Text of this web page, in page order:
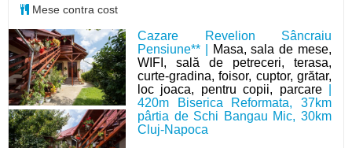
Cazare Revelion Sâncraiu
Pensiune** |
Masa, sala de mese,
WIFI, sală de petreceri, terasa,
curte-gradina, foisor, cuptor, grătar,
loc joaca, pentru copii, parcare|
420m Biserica Reformata, 37km
pârtia de Schi Bangau Mic, 30km
Cluj-Napoca
Mese contra cost